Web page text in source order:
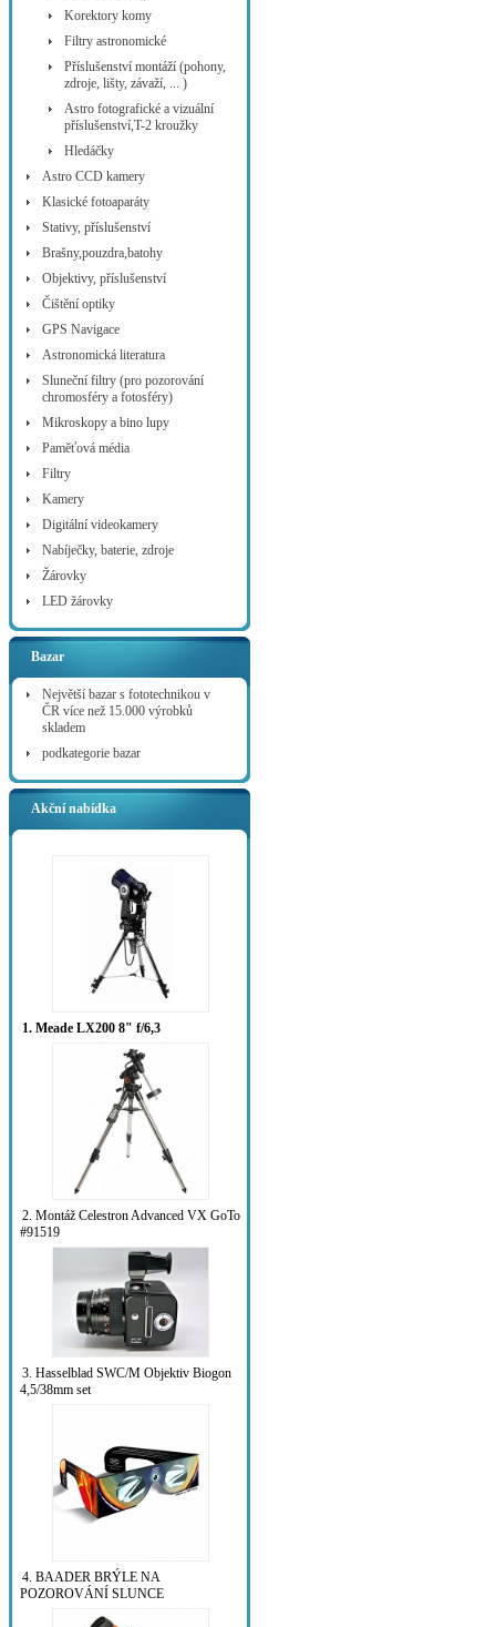
Korektory komy
Filtry astronomické
Příslušenství montáží (pohony,
zdroje, lišty, závaží, ... )
Astro fotografické a vizuální
příslušenství,T-2 kroužky
Hledáčky
Astro CCD kamery
Klasické fotoaparáty
Stativy, příslušenství
Brašny,pouzdra,batohy
Objektivy, příslušenství
Čištění optiky
GPS Navigace
Astronomická literatura
Sluneční filtry (pro pozorování
chromosféry a fotosféry)
Mikroskopy a bino lupy
Paměťová média
Filtry
Kamery
Digitální videokamery
Nabíječky, baterie, zdroje
Žárovky
LED žárovky
Bazar
Největší bazar s fototechnikou v
ČR více než 15.000 výrobků
skladem
podkategorie bazar
Akční nabídka
1. Meade LX200 8" f/6,3
2. Montáž Celestron Advanced VX GoTo
#91519
3. Hasselblad SWC/M Objektiv Biogon
4,5/38mm set
4. BAADER BRÝLE NA
POZOROVÁNÍ SLUNCE